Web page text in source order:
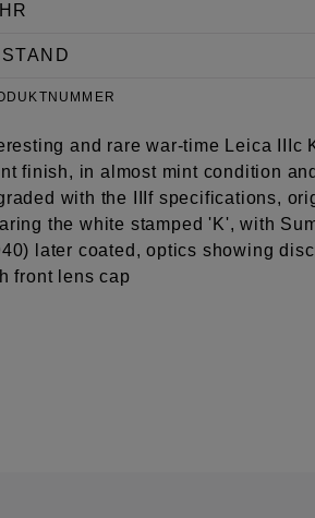
and rare war-time Leica IIIc
finish, in almost mint condition
with the IIIf specifications,
the white stamped 'K', with
later coated, optics showing
front lens cap